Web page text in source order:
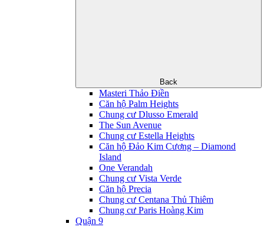
Back
Masteri Thảo Điền
Căn hộ Palm Heights
Chung cư Dlusso Emerald
The Sun Avenue
Chung cư Estella Heights
Căn hộ Đảo Kim Cương – Diamond
Island
One Verandah
Chung cư Vista Verde
Căn hộ Precia
Chung cư Centana Thủ Thiêm
Chung cư Paris Hoàng Kim
Quận 9